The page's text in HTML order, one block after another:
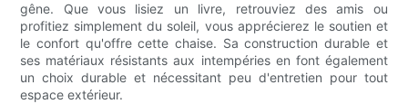
gêne. Que vous lisiez un livre, retrouviez des amis ou
profitiez simplement du soleil, vous apprécierez le soutien et
le confort qu'offre cette chaise. Sa construction durable et
ses matériaux résistants aux intempéries en font également
un choix durable et nécessitant peu d'entretien pour tout
espace extérieur.